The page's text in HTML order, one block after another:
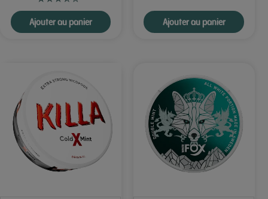
Ajouter au panier Ajouter au panier